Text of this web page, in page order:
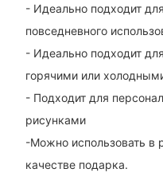
- Идеально подходит
повседневного
- Идеально подходит
горячими или
- Подходит для
рисунками
-Можно использовать в
качестве подарка.